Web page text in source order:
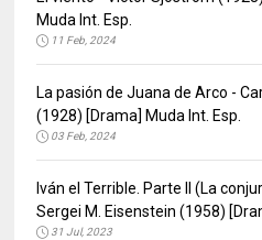
Muda Int. Esp.
11 Feb, 2024
La pasión de Juana de Arco -
(1928) [Drama] Muda Int. Esp.
03 Feb, 2024
Iván el Terrible. Parte II (La
Sergei M. Eisenstein (1958)
31 Jul, 2023